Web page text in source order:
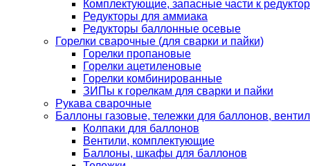
Комплектующие, запасные части к
Редукторы для аммиака
Редукторы баллонные осевые
Горелки сварочные (для сварки и пайки)
Горелки пропановые
Горелки ацетиленовые
Горелки комбинированные
ЗИПы к горелкам для сварки и пайки
Рукава сварочные
Баллоны газовые, тележки для баллонов,
Колпаки для баллонов
Вентили, комплектующие
Баллоны, шкафы для баллонов